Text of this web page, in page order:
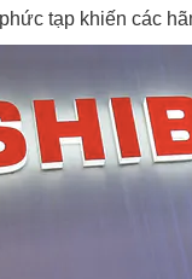
tạp khiến các